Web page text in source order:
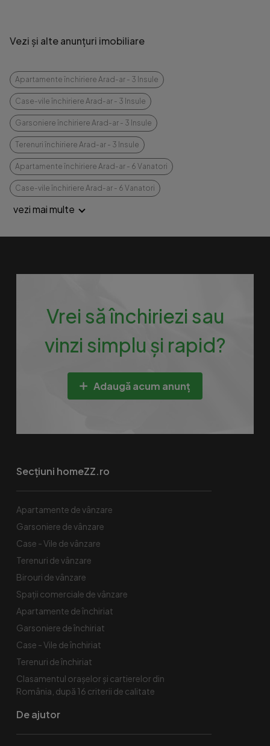
Vezi și alte anunțuri imobiliare
Apartamente închiriere Arad-ar - 3 Insule
Case-vile închiriere Arad-ar - 3 Insule
Garsoniere închiriere Arad-ar - 3 Insule
Terenuri închiriere Arad-ar - 3 Insule
Apartamente închiriere Arad-ar - 6 Vanatori
Case-vile închiriere Arad-ar - 6 Vanatori
vezi mai multe
Vrei să închiriezi sau
vinzi simplu și rapid?
Adaugă acum anunț
Secțiuni homeZZ.ro
Apartamente de vânzare
Garsoniere de vânzare
Case - Vile de vânzare
Terenuri de vânzare
Birouri de vânzare
Spaţii comerciale de vânzare
Apartamente de închiriat
Garsoniere de închiriat
Case - Vile de închiriat
Terenuri de închiriat
Clasamentul orașelor și cartierelor din
România, după 16 criterii de calitate
De ajutor